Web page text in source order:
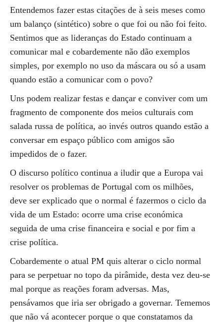
Entendemos fazer estas citações de à seis meses como
um balanço (sintético) sobre o que foi ou não foi feito.
Sentimos que as lideranças do Estado continuam a
comunicar mal e cobardemente não dão exemplos
simples, por exemplo no uso da máscara ou só a usam
quando estão a comunicar com o povo?
Uns podem realizar festas e dançar e conviver com um
fragmento de componente dos meios culturais com
salada russa de política, ao invés outros quando estão a
conversar em espaço público com amigos são
impedidos de o fazer.
O discurso político continua a iludir que a Europa vai
resolver os problemas de Portugal com os milhões,
deve ser explicado que o normal é fazermos o ciclo da
vida de um Estado: ocorre uma crise económica
seguida de uma crise financeira e social e por fim a
crise política.
Cobardemente o atual PM quis alterar o ciclo normal
para se perpetuar no topo da pirâmide, desta vez deu-se
mal porque as reações foram adversas. Mas,
pensávamos que iria ser obrigado a governar. Tememos
que não vá acontecer porque o que constatamos da